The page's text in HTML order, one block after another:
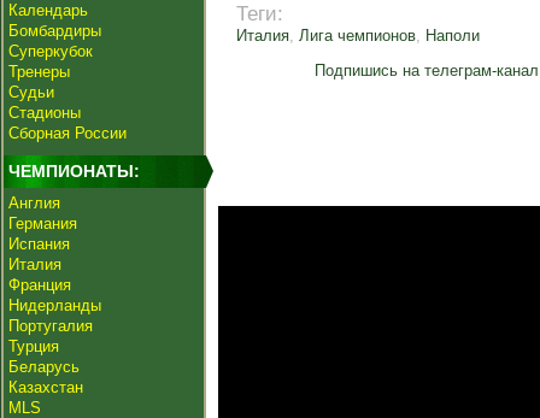
Календарь
Бомбардиры
Суперкубок
Тренеры
Судьи
Стадионы
Сборная России
ЧЕМПИОНАТЫ:
Англия
Германия
Испания
Италия
Франция
Нидерланды
Португалия
Турция
Беларусь
Казахстан
MLS
Теги:
Италия, Лига чемпионов, Наполи
Подпишись на телеграм-